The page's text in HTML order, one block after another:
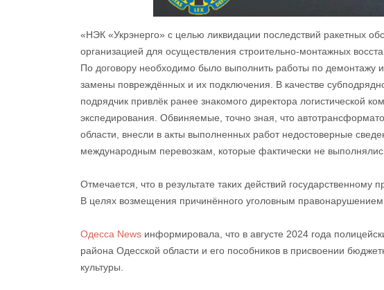
«НЭК «Укрэнерго» с целью ликвидации последствий ракетных
организацией для осуществления строительно-монтажных
По договору необходимо было выполнить работы по
замены повреждённых и их подключения. В качестве
подрядчик привлёк ранее знакомого директора логистической
экспедирования. Обвиняемые, точно зная, что
области, внесли в акты выполненных работ недостоверные
международным перевозкам, которые фактически не
Отмечается, что в результате таких действий
В целях возмещения причинённого уголовным правонарушением
Одесса News информировала, что в августе 2024 года
района Одесской области и его пособников в присвоении
культуры.